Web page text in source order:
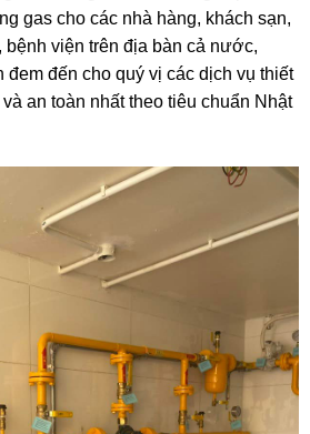
gas cho các nhà hàng, khách sạn,
bệnh viện trên địa bàn cả nước,
đem đến cho quý vị các dịch vụ thiết
an toàn nhất theo tiêu chuẩn Nhật